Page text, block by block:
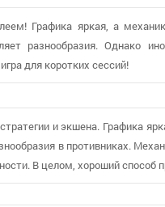
Графика яркая, а
разнообразия. Однако
для коротких сессий!
и экшена. Графика
в противниках.
В целом, хороший способ